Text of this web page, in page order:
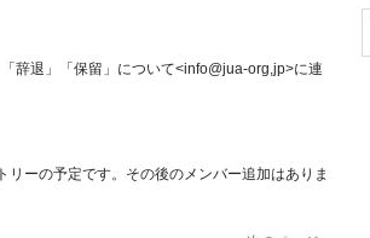
辞退」「保留」について<info@jua-org,jp>に連
ーの予定です。その後のメンバー追加はありま